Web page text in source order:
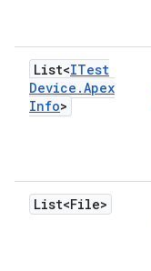
List<ITest
Device .Apex
Info>
List<File>